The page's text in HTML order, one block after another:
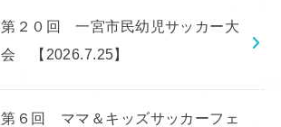
第２０回 一宮市民幼児サッカー大
会 【2026.7.25】
第６回 ママ＆キッズサッカーフェ